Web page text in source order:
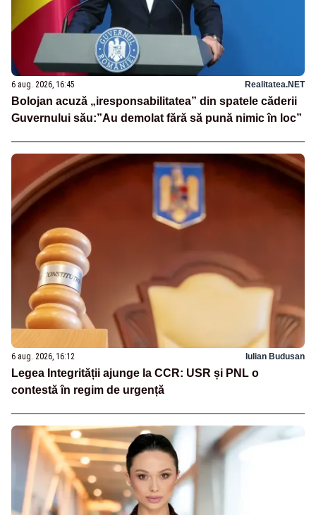
6 aug. 2026, 16:45 Realitatea.NET
Bolojan acuză „iresponsabilitatea” din spatele căderii
Guvernului său:”Au demolat fără să pună nimic în loc”
6 aug. 2026, 16:12 Iulian Budusan
Legea Integrității ajunge la CCR: USR și PNL o
contestă în regim de urgență